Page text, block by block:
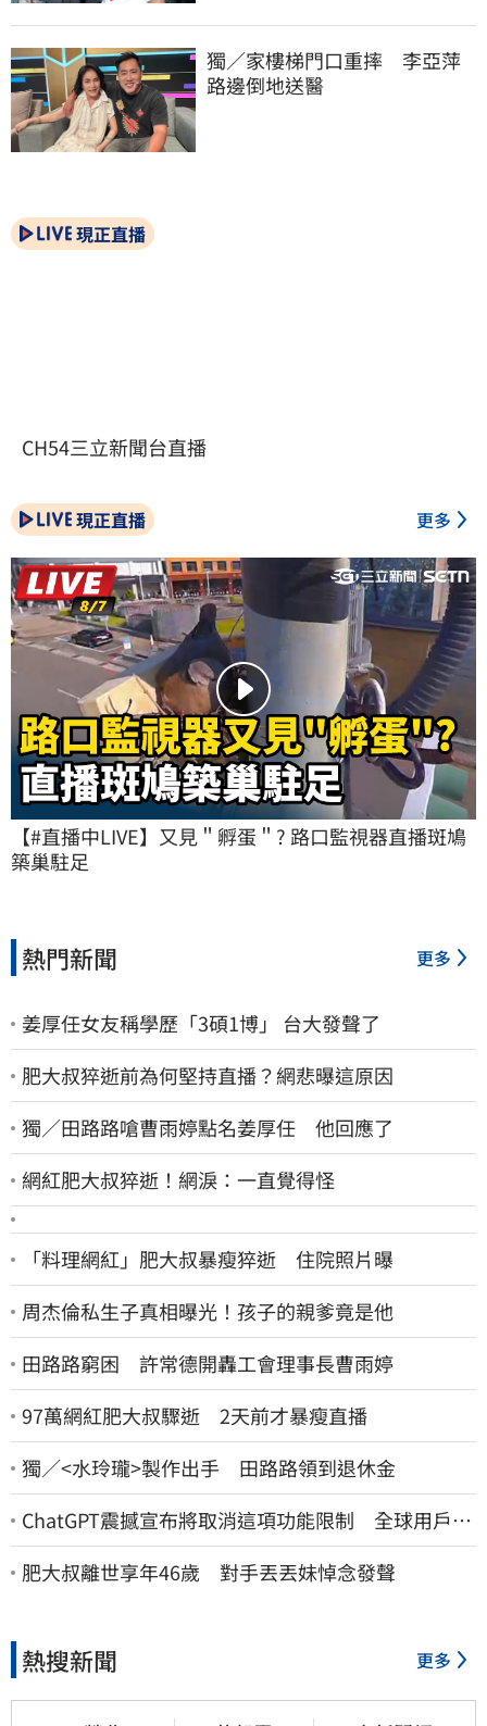
獨／家樓梯門口重摔　李亞萍
路邊倒地送醫
現正直播
CH54三立新聞台直播
現正直播 更多
【#直播中LIVE】又見＂孵蛋＂? 路口監視器直播斑鳩
築巢駐足
熱門新聞 更多
姜厚任女友稱學歷「3碩1博」 台大發聲了
肥大叔猝逝前為何堅持直播？網悲曝這原因
獨／田路路嗆曹雨婷點名姜厚任 他回應了
網紅肥大叔猝逝！網淚：一直覺得怪
「料理網紅」肥大叔暴瘦猝逝 住院照片曝
周杰倫私生子真相曝光！孩子的親爹竟是他
田路路窮困 許常德開轟工會理事長曹雨婷
97萬網紅肥大叔驟逝 2天前才暴瘦直播
獨／<水玲瓏>製作出手 田路路領到退休金
ChatGPT震撼宣布將取消這項功能限制 全球用戶即
刻起「免費」用到飽
肥大叔離世享年46歲 對手丟丟妹悼念發聲
熱搜新聞 更多